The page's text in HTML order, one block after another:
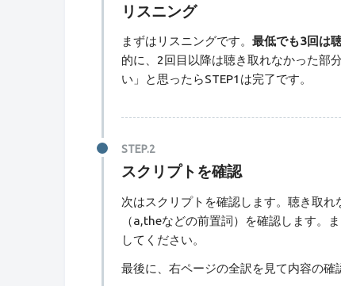
リスニング
まずはリスニングです。 最低でも3回は
的に、2回目以降は聴き取れなかった部
い」と思ったらSTEP1は完了です。
スクリプトを確認
次はスクリプトを確認します。聴き取
（a,theなどの前置詞）を確認します。
してください。
最後に、右ページの全訳を見て内容の確